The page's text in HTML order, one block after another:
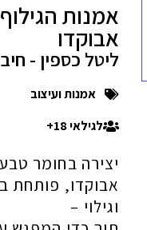
אמנות הגילוף
אבוקדו
ליטל כספין -
אמנות ועיצוב
לגילאי 18+
יצירה בחומר
אבוקדו, פותחת
וגילוי –